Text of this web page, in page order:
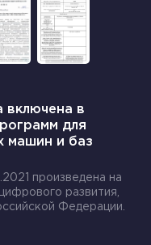
в
для
машин и баз
произведена на
развития,
Федерации.